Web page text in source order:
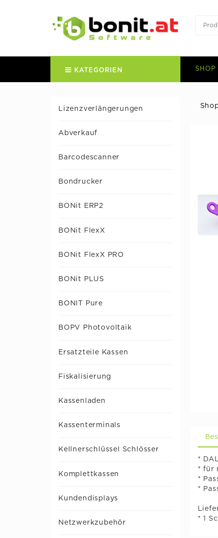
SHOP
KATEGORIEN
Lizenzverlängerungen
Abverkauf
Barcodescanner
Bondrucker
BONit ERP2
BONit FlexX
BONit FlexX PRO
BONit PLUS
BONIT Pure
BOPV Photovoltaik
Ersatzteile Kassen
Fiskalisierung
Kassenladen
Kassenterminals
Kellnerschlüssel Schlösser
Komplettkassen
Kundendisplays
Netzwerkzubehör
*
* für
*
*
* 1